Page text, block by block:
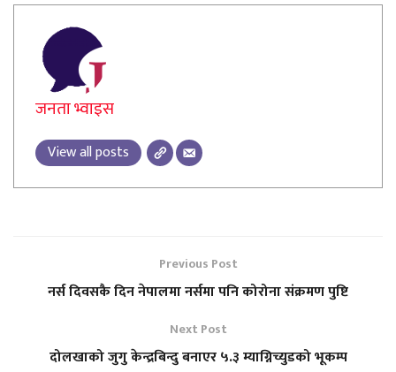
जनता भ्वाइस
View all posts
Previous Post
नर्स दिवसकै दिन नेपालमा नर्समा पनि कोरोना संक्रमण पुष्टि
Next Post
दोलखाको जुगु केन्द्रबिन्दु बनाएर ५.३ म्याग्निच्युडको भूकम्प